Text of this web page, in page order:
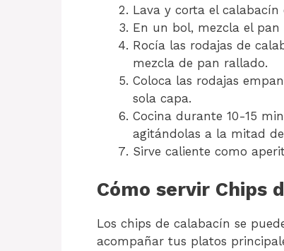
Lava y corta el calabacín
En un bol, mezcla el
Rocía las rodajas de
mezcla de pan rallado.
Coloca las rodajas
sola capa.
Cocina durante 10-15
agitándolas a la mitad
Sirve caliente como
Cómo servir Chips
Los chips de calabacín se
acompañar tus platos